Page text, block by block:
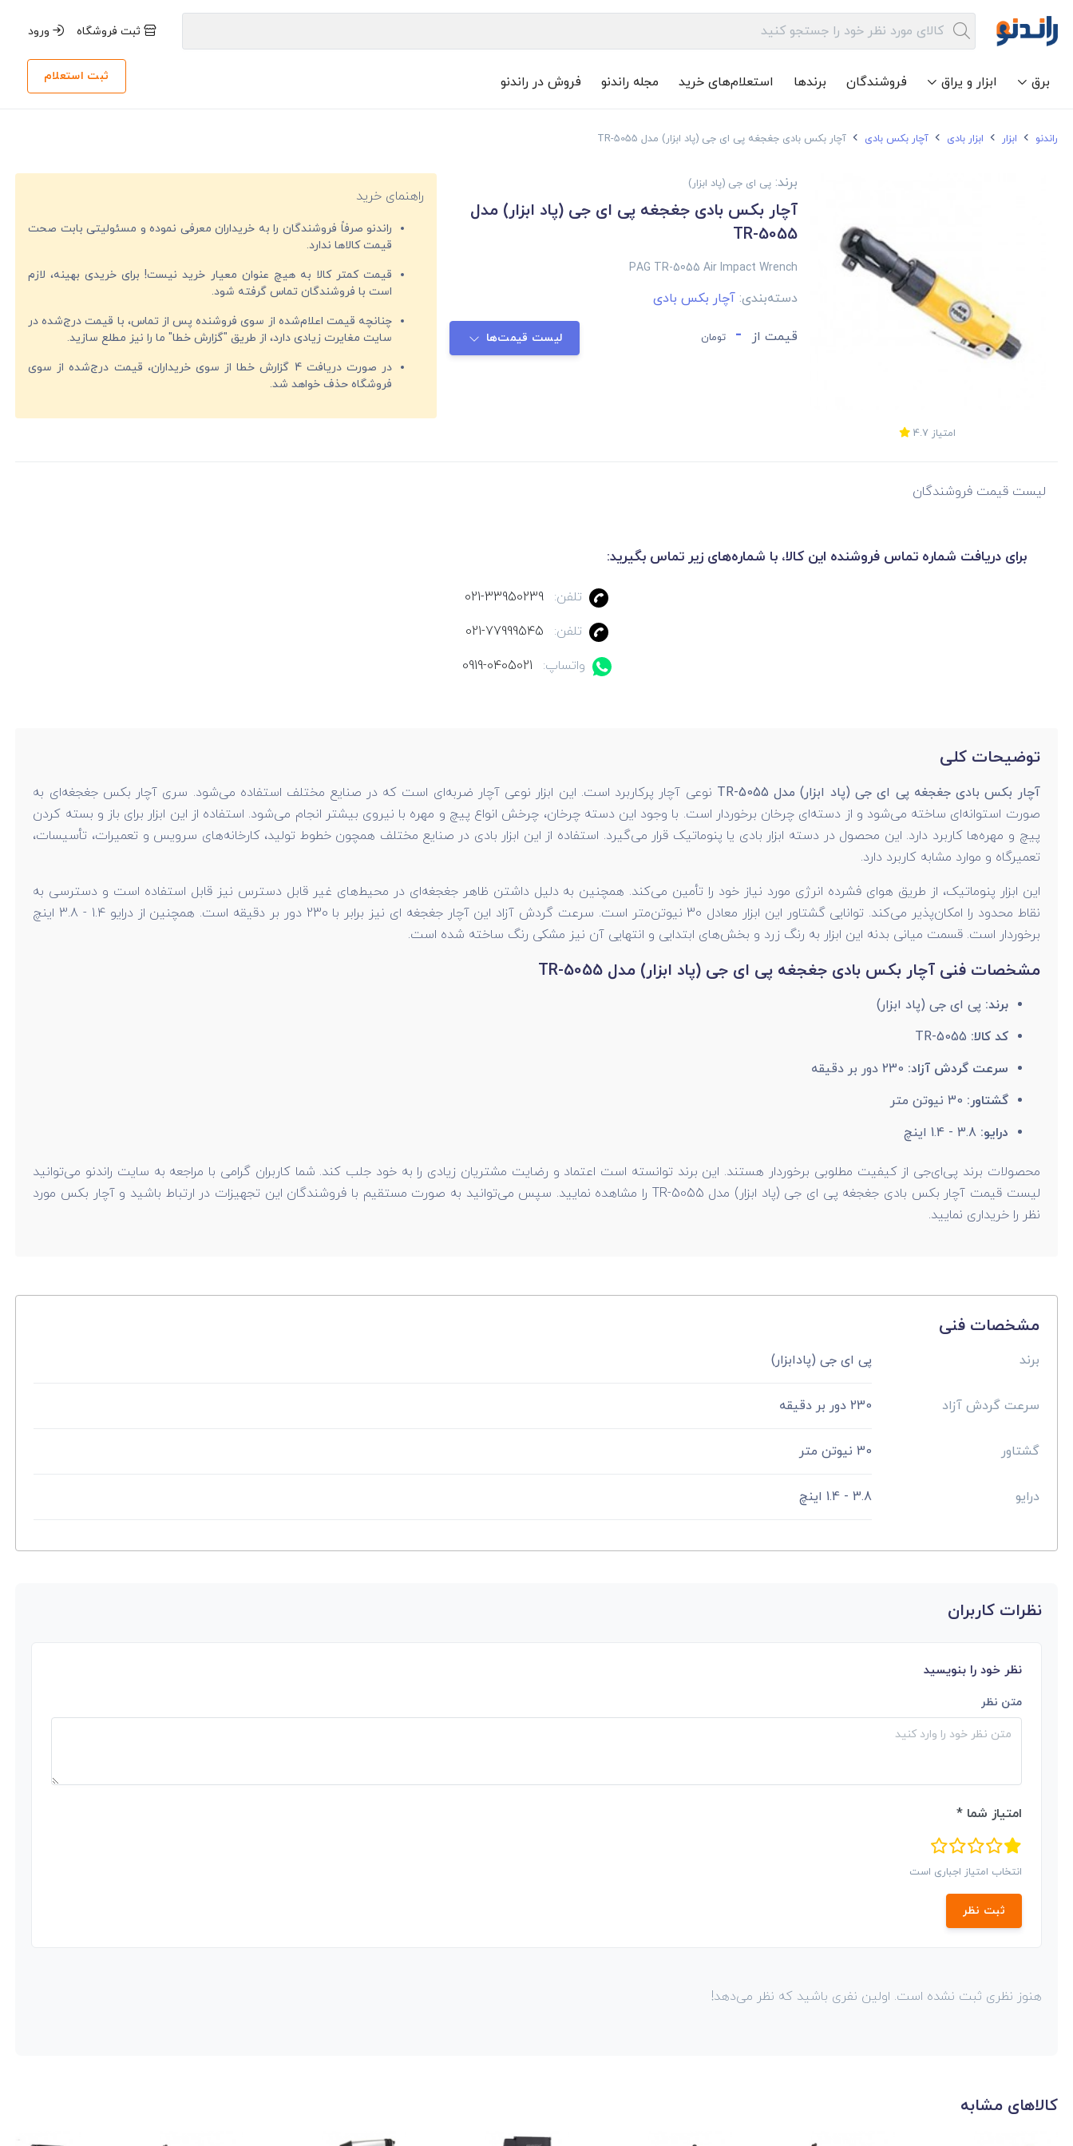
ثبت فروشگاه ورود
برق ابزار و یراق فروشندگان برندها استعلام‌های خرید مجله راندنو فروش در راندنو ثبت استعلام
راندنو ابزار ابزار بادی آچار بکس بادی آچار بکس بادی جغجغه پی ای جی (پاد ابزار) مدل TR-5055
امتیاز 4.7
برند: پی ای جی (پاد ابزار)
آچار بکس بادی جغجغه پی ای جی (پاد ابزار) مدل
TR-5055
PAG TR-5055 Air Impact Wrench
دسته‌بندی:آچار بکس بادی
قیمت از - تومان لیست قیمت‌ها
راهنمای خرید
راندنو صرفاً فروشندگان را به خریداران معرفی نموده و مسئولیتی بابت صحت
قیمت‌ کالاها ندارد.
قیمت کمتر کالا به هیچ عنوان معیار خرید نیست! برای خریدی بهینه، لازم
است با فروشندگان تماس گرفته شود.
چنانچه قیمت اعلام‌شده از سوی فروشنده پس از تماس، با قیمت درج‌شده در
سایت مغایرت زیادی دارد، از طریق "گزارش خطا" ما را نیز مطلع سازید.
در صورت دریافت 4 گزارش خطا از سوی خریداران، قیمت درج‌شده از سوی
فروشگاه حذف خواهد شد.
لیست قیمت فروشندگان
برای دریافت شماره تماس فروشنده این کالا، با شماره‌های زیر تماس بگیرید:
تلفن:
021-33950239
تلفن:
021-77999545
واتساپ:
0919-0405021
توضیحات کلی
آچار بکس بادی جغجغه پی ای جی (پاد ابزار) مدل TR-5055
نوعی آچار پرکاربرد است. این ابزار نوعی آچار ضربه‌ای است که در صنایع مختلف استفاده می‌شود. سری آچار بکس جغجغه‌ای به
صورت استوانه‌ای ساخته می‌شود و از دسته‌ای چرخان برخوردار است. با وجود این دسته چرخان، چرخش انواع پیچ و مهره با نیروی بیشتر انجام می‌شود. استفاده از این ابزار برای باز و بسته کردن
پیچ و مهره‌ها کاربرد دارد. این محصول در دسته ابزار بادی یا پنوماتیک قرار می‌گیرد. استفاده از این ابزار بادی در صنایع مختلف همچون خطوط تولید، کارخانه‌های سرویس و تعمیرات، تأسیسات،
تعمیرگاه و موارد مشابه کاربرد دارد.
این ابزار پنوماتیک، از طریق هوای فشرده انرژی مورد نیاز خود را تأمین می‌کند. همچنین به دلیل داشتن ظاهر جغجغه‌ای در محیط‌های غیر قابل دسترس نیز قابل استفاده است و دسترسی به
نقاط محدود را امکان‌پذیر می‌کند. توانایی گشتاور این ابزار معادل 30 نیوتن‌متر است. سرعت گردش آزاد این آچار جغجغه ای نیز برابر با 230 دور بر دقیقه است. همچنین از درایو 1.4 - 3.8 اینچ
برخوردار است. قسمت میانی بدنه این ابزار به رنگ زرد و بخش‌های ابتدایی و انتهایی آن نیز مشکی رنگ ساخته شده است.
مشخصات فنی آچار بکس بادی جغجغه پی ای جی (پاد ابزار) مدل TR-5055
برند: پی ای جی (پاد ابزار)
کد کالا: TR-5055
سرعت گردش آزاد: 230 دور بر دقیقه
گشتاور: 30 نیوتن متر
درایو: 3.8 - 1.4 اینچ
محصولات برند پی‌ای‌جی از کیفیت مطلوبی برخوردار هستند. این برند توانسته است اعتماد و رضایت مشتریان زیادی را به خود جلب کند. شما کاربران گرامی با مراجعه به سایت راندنو می‌توانید
لیست قیمت آچار بکس بادی جغجغه پی ای جی (پاد ابزار) مدل TR-5055 را مشاهده نمایید. سپس می‌توانید به صورت مستقیم با فروشندگان این تجهیزات در ارتباط باشید و آچار بکس مورد
نظر را خریداری نمایید.
مشخصات فنی
برند پی ای جی (پادابزار)
سرعت گردش آزاد 230 دور بر دقیقه
گشتاور 30 نیوتن متر
درایو 3.8 - 1.4 اینچ
نظرات کاربران
نظر خود را بنویسید
متن نظر
امتیاز شما *
انتخاب امتیاز اجباری است
ثبت نظر
هنوز نظری ثبت نشده است. اولین نفری باشید که نظر می‌دهد!
کالاهای مشابه